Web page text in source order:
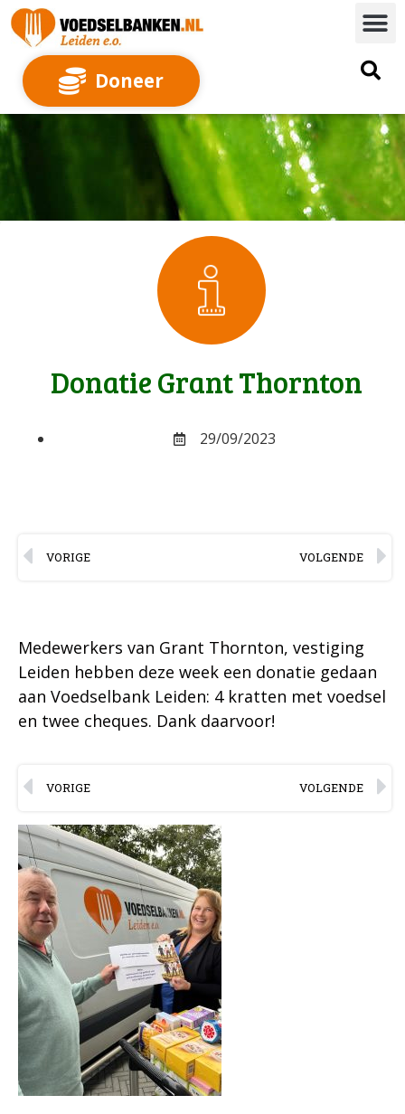
Doneer
Donatie Grant Thornton
29/09/2023
VORIGE VOLGENDE
Medewerkers van Grant Thornton, vestiging
Leiden hebben deze week een donatie gedaan
aan Voedselbank Leiden: 4 kratten met voedsel
en twee cheques. Dank daarvoor!
VORIGE VOLGENDE